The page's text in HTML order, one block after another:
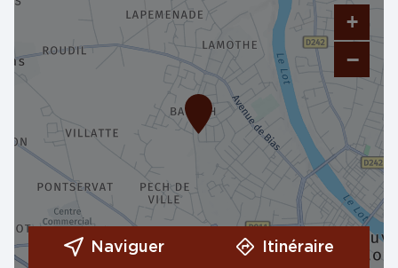
+
−
Naviguer Itinéraire